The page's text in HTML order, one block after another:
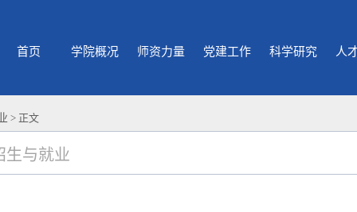
首页 学院概况 师资力量 党建工作 科学研究 人
> 正文
生与就业